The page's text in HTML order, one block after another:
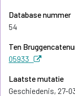
Database nummer
54
Ten
05933
Laatste mutatie
Geschiedenis, 27-